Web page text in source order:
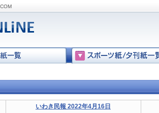
いわき民報 2022年4月16日